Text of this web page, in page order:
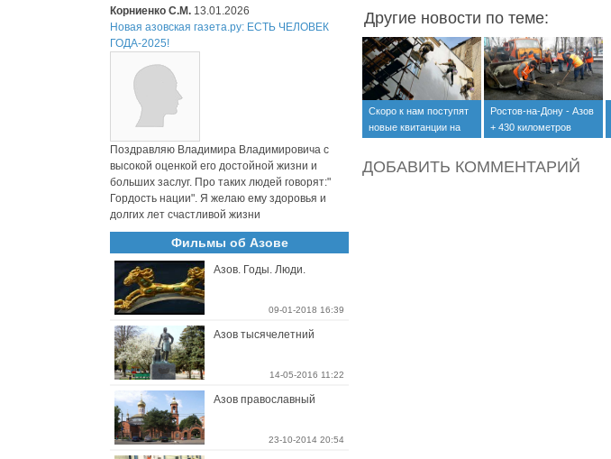
Другие новости по теме:
Скоро к нам поступят
новые квитанции на
Ростов-на-Дону - Азов
+ 430 километров
ДОБАВИТЬ КОММЕНТАРИЙ
Корниенко С.М. 13.01.2026
Новая азовская газета.ру: ЕСТЬ ЧЕЛОВЕК
ГОДА-2025!
Поздравляю Владимира Владимировича с
высокой оценкой его достойной жизни и
больших заслуг. Про таких людей говорят:"
Гордость нации". Я желаю ему здоровья и
долгих лет счастливой жизни
Фильмы об Азове
Азов. Годы. Люди.
09-01-2018 16:39
Азов тысячелетний
14-05-2016 11:22
Азов православный
23-10-2014 20:54